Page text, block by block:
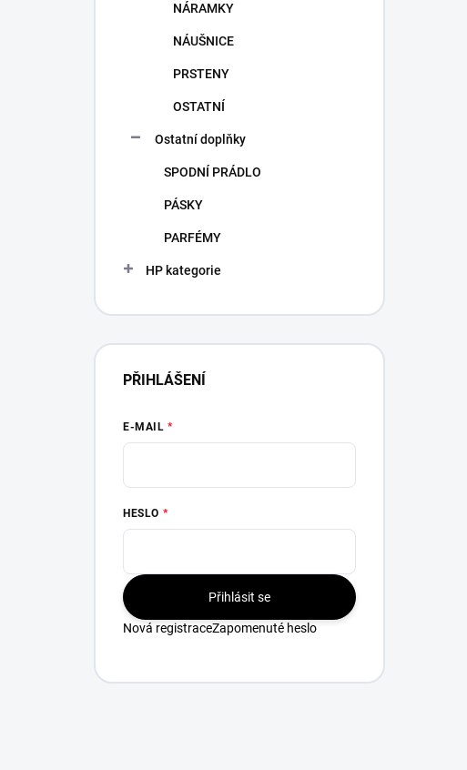
NÁRAMKY
NÁUŠNICE
PRSTENY
OSTATNÍ
Ostatní doplňky
SPODNÍ PRÁDLO
PÁSKY
PARFÉMY
HP kategorie
PŘIHLÁŠENÍ
E-MAIL
HESLO
Přihlásit se
Nová registraceZapomenuté heslo